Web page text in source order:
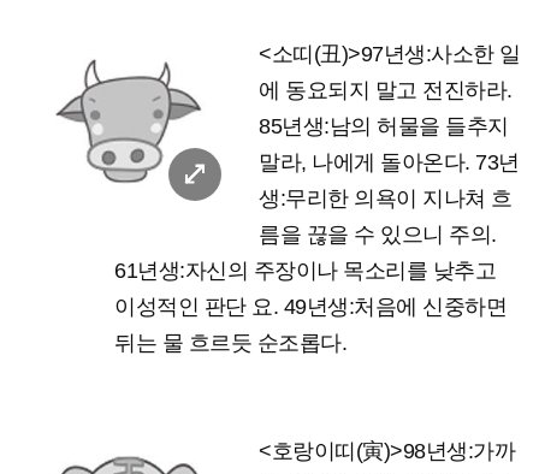
<소띠(丑)>97년생:사소한 일
에 동요되지 말고 전진하라.
85년생:남의 허물을 들추지
말라, 나에게 돌아온다. 73년
생:무리한 의욕이 지나쳐 흐
름을 끊을 수 있으니 주의.
61년생:자신의 주장이나 목소리를 낮추고
이성적인 판단 요. 49년생:처음에 신중하면
뒤는 물 흐르듯 순조롭다.
<호랑이띠(寅)>98년생:가까